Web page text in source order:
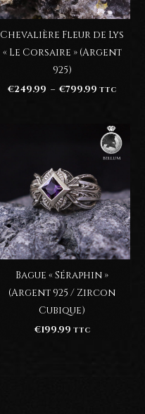
Chevalière Fleur de Lys
« Le Corsaire » (Argent
925)
€249.99 – €799.99 Plage
à
€799.99
TTC
Bague « Séraphin »
(Argent 925 / Zircon
Cubique)
€199.99 TTC